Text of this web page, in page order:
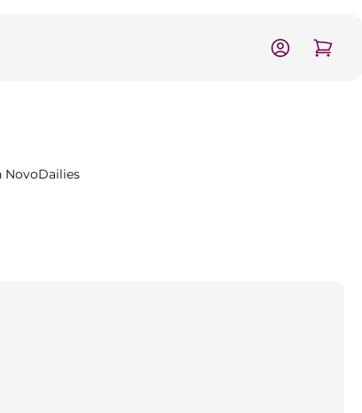
NovoDailies